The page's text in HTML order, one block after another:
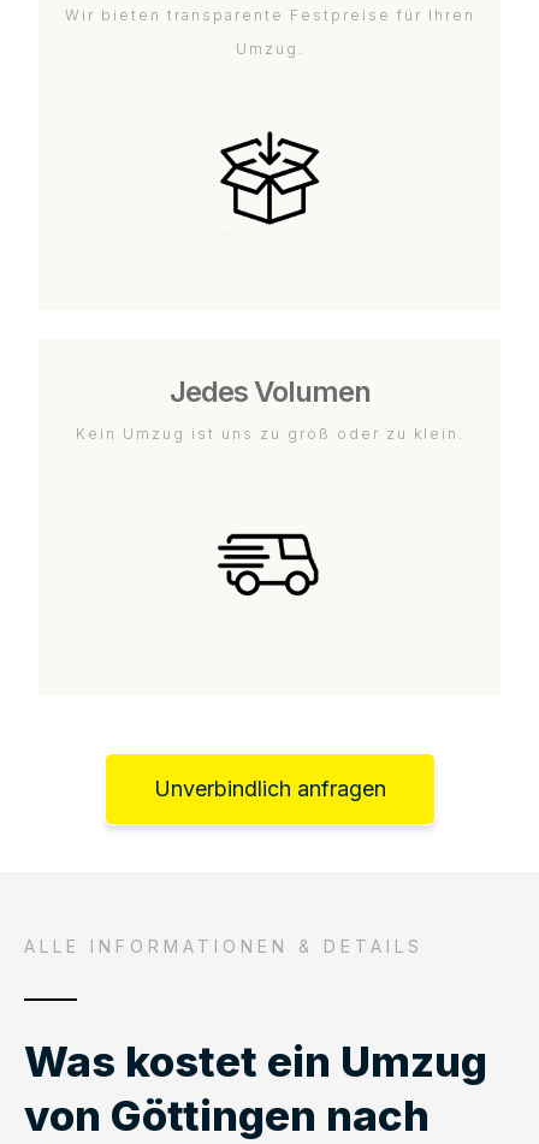
Wir bieten transparente Festpreise für Ihren
Umzug.
Jedes Volumen
Kein Umzug ist uns zu groß oder zu klein.
Unverbindlich anfragen
ALLE INFORMATIONEN & DETAILS
Was kostet ein Umzug
von Göttingen nach